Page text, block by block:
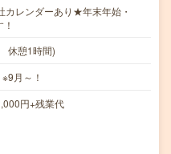
レンダーあり★年末年始・
休憩1時間)
月～！
円+残業代